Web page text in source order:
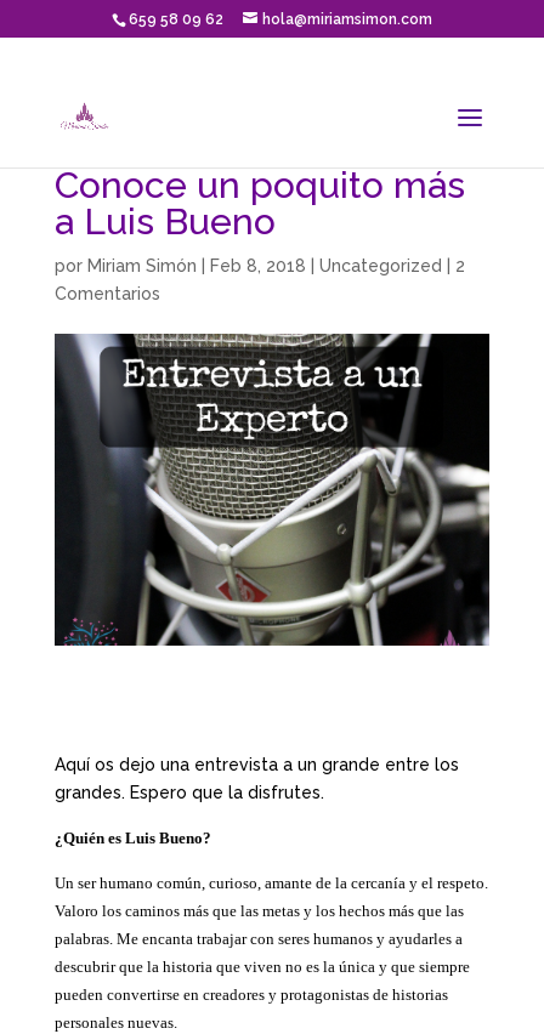
659 58 09 62 hola@miriamsimon.com
Conoce un poquito más
a Luis Bueno
por Miriam Simón Feb 8, 2018 Uncategorized
2
Comentarios
Aquí os dejo una entrevista a un grande entre los
grandes. Espero que la disfrutes.
¿Quién es Luis Bueno?
Un ser humano común, curioso, amante de la cercanía y el respeto.
Valoro los caminos más que las metas y los hechos más que las
palabras. Me encanta trabajar con seres humanos y ayudarles a
descubrir que la historia que viven no es la única y que siempre
pueden convertirse en creadores y protagonistas de historias
personales nuevas.